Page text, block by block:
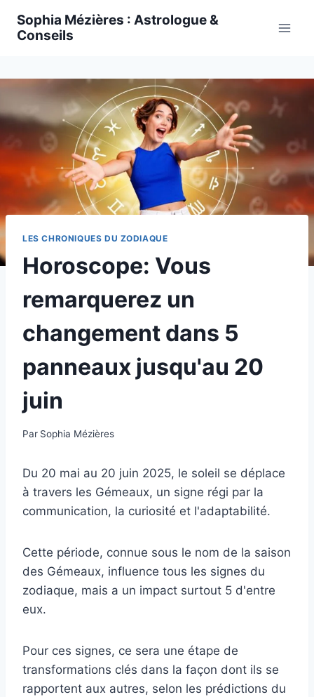
Sophia Mézières : Astrologue &
Conseils
LES CHRONIQUES DU ZODIAQUE
Horoscope: Vous
remarquerez un
changement dans 5
panneaux jusqu'au 20
juin
Par Sophia Mézières
Du 20 mai au 20 juin 2025, le soleil se déplace
à travers les Gémeaux, un signe régi par la
communication, la curiosité et l'adaptabilité.
Cette période, connue sous le nom de la saison
des Gémeaux, influence tous les signes du
zodiaque, mais a un impact surtout 5 d'entre
eux.
Pour ces signes, ce sera une étape de
transformations clés dans la façon dont ils se
rapportent aux autres, selon les prédictions du